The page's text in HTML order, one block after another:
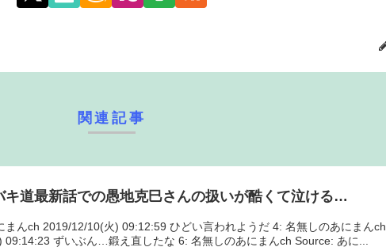
関連記事
キ道最新話での愚地克巳さんの扱いが酷くて泣ける…
まんch 2019/12/10(火) 09:12:59 ひどい言われようだ 4: 名無しのあにまんch
09:14:23 ずいぶん…鍛え直したな 6: 名無しのあにまんch Source: あに...